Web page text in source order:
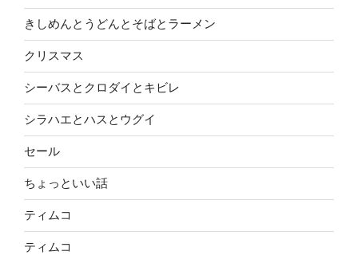
きしめんとうどんとそばとラーメン
クリスマス
シーバスとクロダイとキビレ
シラハエとハスとウグイ
セール
ちょっといい話
ティムコ
ティムコ